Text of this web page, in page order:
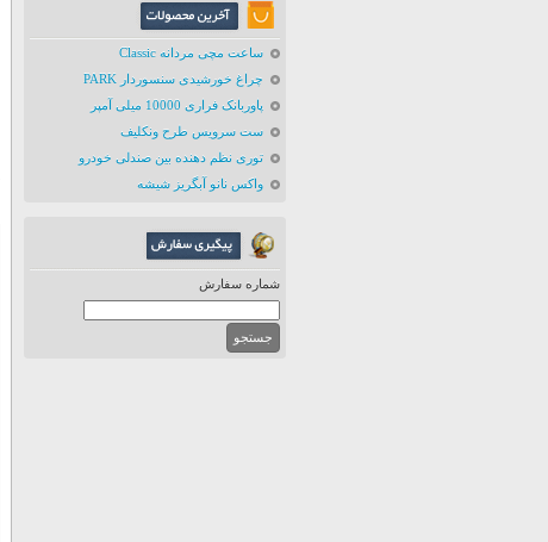
ساعت مچی مردانه Classic
چراغ خورشیدی سنسوردار PARK
پاوربانک فراری 10000 میلی آمپر
ست سرویس طرح ونکلیف
توری نظم دهنده بین صندلی خودرو
واکس نانو آبگریز شیشه
شماره سفارش